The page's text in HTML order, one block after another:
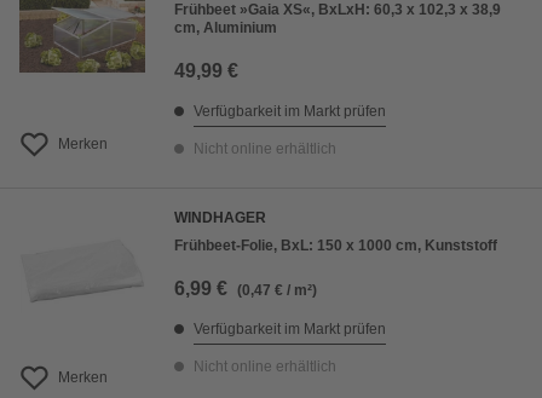
Merken
Frühbeet »Gaia XS«, BxLxH: 60,3 x 102,3 x 38,9
cm, Aluminium
49,99 €
Verfügbarkeit im Markt prüfen
Nicht online erhältlich
Merken
WINDHAGER
Frühbeet-Folie, BxL: 150 x 1000 cm, Kunststoff
6,99 € (0,47 € / m²)
Verfügbarkeit im Markt prüfen
Nicht online erhältlich